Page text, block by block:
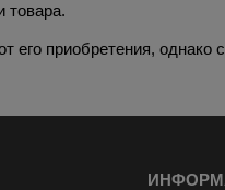
товара.
приобретения, однако